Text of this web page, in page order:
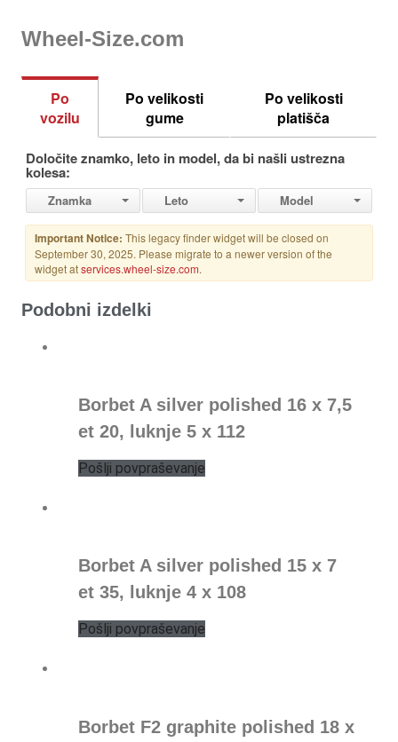
Wheel-Size.com
Podobni izdelki
Borbet A silver polished 16 x 7,5
et 20, luknje 5 x 112
Pošlji povpraševanje
Borbet A silver polished 15 x 7
et 35, luknje 4 x 108
Pošlji povpraševanje
Borbet F2 graphite polished 18 x